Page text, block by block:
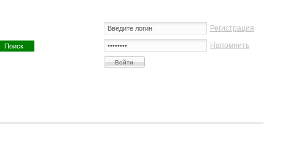
Регистрация
Напомнить